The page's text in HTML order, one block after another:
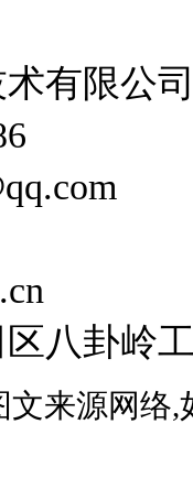
有限公
八卦岭
文来源网络